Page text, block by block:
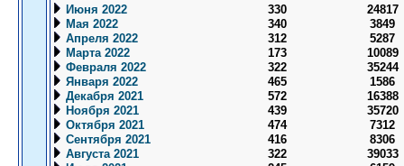
Июня 2022
330
24817
Мая 2022
340
3849
Апреля 2022
312
5287
Марта 2022
173
10089
Февраля 2022
322
35244
Января 2022
465
1586
Декабря 2021
572
16388
Ноября 2021
439
35720
Октября 2021
474
7312
Сентября 2021
416
8306
Августа 2021
322
39033